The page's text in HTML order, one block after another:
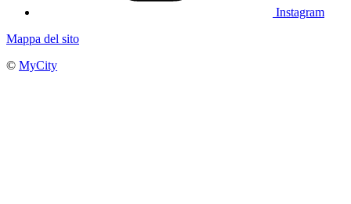
Instagram
Mappa del sito
© MyCity